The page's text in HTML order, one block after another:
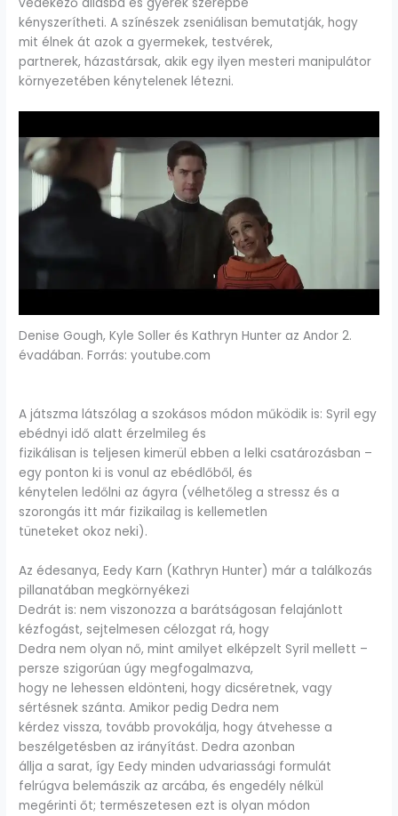
védekező állásba és gyerek szerepbe
kényszerítheti. A színészek zseniálisan bemutatják, hogy
mit élnek át azok a gyermekek, testvérek,
partnerek, házastársak, akik egy ilyen mesteri manipulátor
környezetében kénytelenek létezni.
Denise Gough, Kyle Soller és Kathryn Hunter az Andor 2.
évadában. Forrás: youtube.com
A játszma látszólag a szokásos módon működik is: Syril egy
ebédnyi idő alatt érzelmileg és
fizikálisan is teljesen kimerül ebben a lelki csatározásban –
egy ponton ki is vonul az ebédlőből, és
kénytelen ledőlni az ágyra (vélhetőleg a stressz és a
szorongás itt már fizikailag is kellemetlen
tüneteket okoz neki).
Az édesanya, Eedy Karn (Kathryn Hunter) már a találkozás
pillanatában megkörnyékezi
Dedrát is: nem viszonozza a barátságosan felajánlott
kézfogást, sejtelmesen célozgat rá, hogy
Dedra nem olyan nő, mint amilyet elképzelt Syril mellett –
persze szigorúan úgy megfogalmazva,
hogy ne lehessen eldönteni, hogy dicséretnek, vagy
sértésnek szánta. Amikor pedig Dedra nem
kérdez vissza, tovább provokálja, hogy átvehesse a
beszélgetésben az irányítást. Dedra azonban
állja a sarat, így Eedy minden udvariassági formulát
felrúgva belemászik az arcába, és engedély nélkül
megérinti őt; természetesen ezt is olyan módon